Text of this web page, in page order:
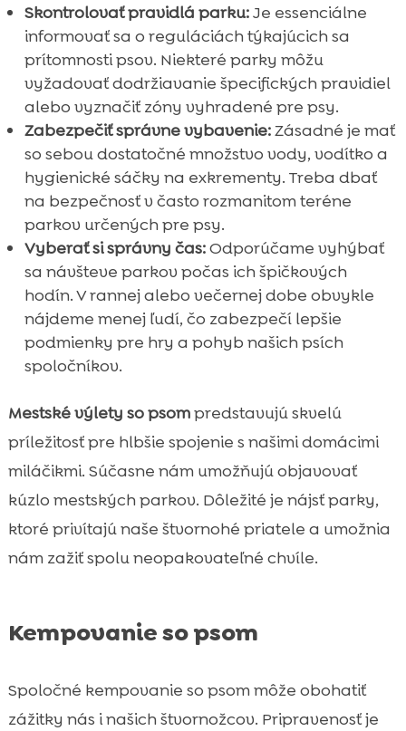
Skontrolovať pravidlá parku:Je essenciálne
informovať sa o reguláciách týkajúcich sa
prítomnosti psov. Niekteré parky môžu
vyžadovať dodržiavanie špecifických pravidiel
alebo vyznačiť zóny vyhradené pre psy.
Zabezpečiť správne vybavenie:Zásadné je mať
so sebou dostatočné množstvo vody, vodítko a
hygienické sáčky na exkrementy. Treba dbať
na bezpečnosť v často rozmanitom teréne
parkov určených pre psy.
Vyberať si správny čas:Odporúčame vyhýbať
sa návšteve parkov počas ich špičkových
hodín. V rannej alebo večernej dobe obvykle
nájdeme menej ľudí, čo zabezpečí lepšie
podmienky pre hry a pohyb našich psích
spoločníkov.
Mestské výlety so psompredstavujú skvelú
príležitosť pre hlbšie spojenie s našimi domácimi
miláčikmi. Súčasne nám umožňujú objavovať
kúzlo mestských parkov. Dôležité je nájsť parky,
ktoré privítajú naše štvornohé priatele a umožnia
nám zažiť spolu neopakovateľné chvíle.
Kempovanie so psom
Spoločné kempovanie so psom môže obohatiť
zážitky nás i našich štvornožcov. Pripravenosť je